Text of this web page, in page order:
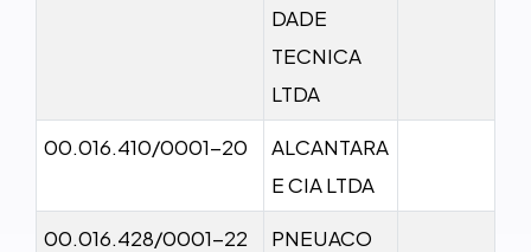
DADE
TECNICA
LTDA
00.016.410/0001-20
ALCANTARA
E CIA LTDA
00.016.428/0001-22
PNEUACO